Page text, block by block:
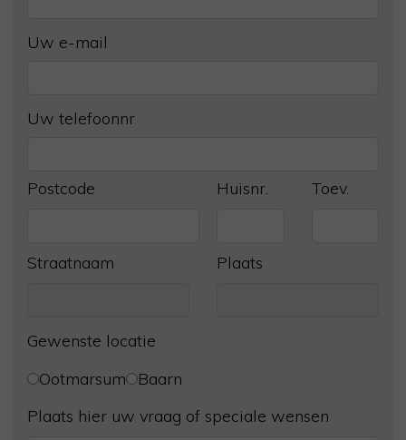
Uw e-mail
Uw telefoonnr
Postcode Huisnr. Toev.
Straatnaam Plaats
Gewenste locatie
Ootmarsum
Baarn
Plaats hier uw vraag of speciale wensen